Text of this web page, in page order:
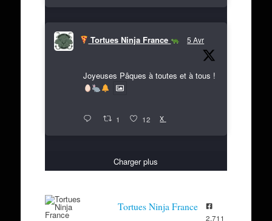
Tortues Ninja France 5 Avr
Joyeuses Pâques à toutes et à tous !
1 12 X
Charger plus
Tortues Ninja France
2,711